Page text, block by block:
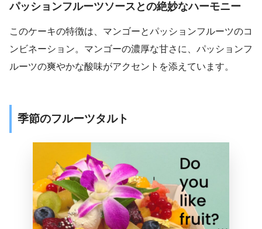
パッションフルーツソースとの絶妙なハーモニー
このケーキの特徴は、マンゴーとパッションフルーツのコ
ンビネーション。マンゴーの濃厚な甘さに、パッションフ
ルーツの爽やかな酸味がアクセントを添えています。
季節のフルーツタルト